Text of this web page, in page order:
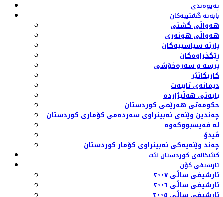
پەیوەندی
بابەتە گشتییەکان
هەواڵی گشتی
هەواڵی هونەری
پارتە سیاسییەکان
ڕێکخراوەکان
پرسە و سەرەخۆشی
کاریکاتێر
دیمانەی تایبەت
بابەتی هەڵبژاردە
حکومەتی هەرێمی کوردستان
چەندین وێنەی نەبینراوی سەردەمی کۆماری کوردستان
لە فەیسبووکەوە
ڤیدۆ
چەند وێنەیەکی نەبینراوی کۆمار کوردستان
کتێبخانەی کوردستان نێت
ئارشیفی کۆن
ئارشیفی ساڵی ٢٠٠٧
ئارشیفی ساڵی ٢٠٠٦